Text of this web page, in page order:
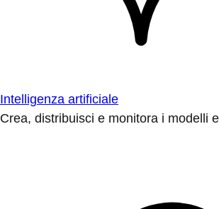
Intelligenza artificiale
Crea, distribuisci e monitora i modelli